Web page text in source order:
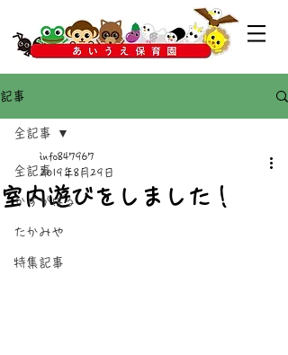
記事
全記事
かすがばる
たかみや
特集記事
全記事
室内遊びをしました！
info847967
2019年8月29日